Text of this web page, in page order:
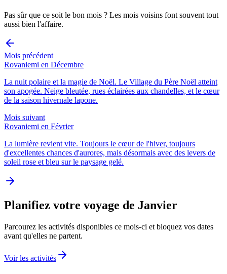
Pas sûr que ce soit le bon mois ? Les mois voisins font souvent tout
aussi bien l'affaire.
Mois précédent
Rovaniemi en Décembre
La nuit polaire et la magie de Noël. Le Village du Père Noël atteint
son apogée. Neige bleutée, rues éclairées aux chandelles, et le cœur
de la saison hivernale lapone.
Mois suivant
Rovaniemi en Février
La lumière revient vite. Toujours le cœur de l'hiver, toujours
d'excellentes chances d'aurores, mais désormais avec des levers de
soleil rose et bleu sur le paysage gelé.
Planifiez votre voyage de Janvier
Parcourez les activités disponibles ce mois-ci et bloquez vos dates
avant qu'elles ne partent.
Voir les activités